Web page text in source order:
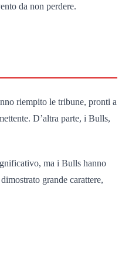
da non perdere.
riempito le tribune, pronti a
D’altra parte, i Bulls,
ma i Bulls hanno
grande carattere,